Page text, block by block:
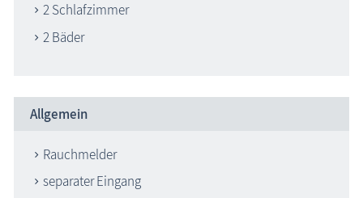
2 Schlafzimmer
2 Bäder
Allgemein
Rauchmelder
separater Eingang